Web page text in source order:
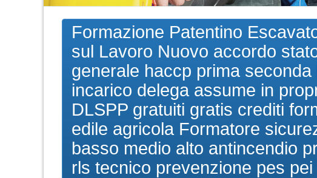
Formazione Patentino
sul Lavoro Nuovo accordo
generale haccp prima
incarico delega assume in
DLSPP gratuiti gratis crediti
edile agricola Formatore
basso medio alto antincendio
rls tecnico prevenzione pes